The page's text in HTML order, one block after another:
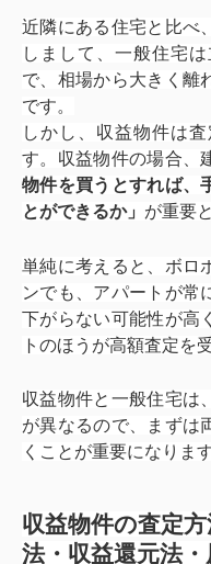
近隣にある住宅と比べ
しまして、一般住宅
で、相場から大きく離
です。
しかし、収益物件は
す。収益物件の場合、
物件を買うとすれば、
とができるか」 が重要
単純に考えると、ボロ
ンでも、アパートが常
下がらない可能性が高
トのほうが高額査定を
収益物件と一般住宅は
が異なるので、まずは
くことが重要になります
収益物件の査定
法・収益還元法・